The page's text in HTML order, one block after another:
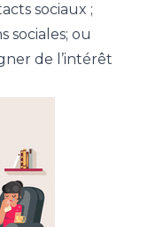
sociaux ;
sociales; ou
de l’intérêt